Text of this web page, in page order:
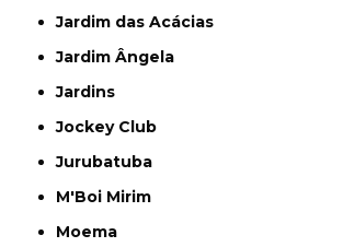
Jardim das Acácias
Jardim Ângela
Jardins
Jockey Club
Jurubatuba
M'Boi Mirim
Moema